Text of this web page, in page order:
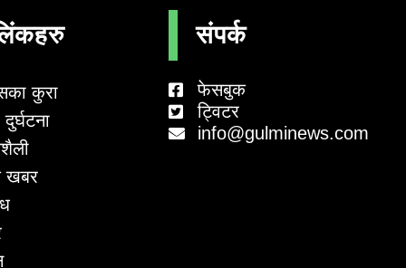
कुरा
संपर्क
फेसबुक
ट्विटर
info@gulminews.com